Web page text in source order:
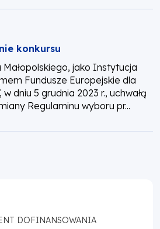
konkursu
jako Instytucja
Fundusze Europejskie dla
w dniu 5 grudnia 2023 r., uchwałą
Regulaminu wyboru pr...
DOFINANSOWANIA